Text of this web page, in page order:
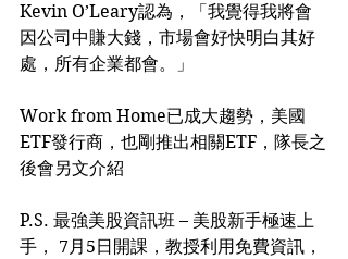
Kevin O’Leary認為，「我覺得我將會
因公司中賺大錢，市場會好快明白其好
處，所有企業都會。」
Work from Home已成大趨勢，美國
ETF發行商，也剛推出相關ETF，隊長之
後會另文介紹
P.S. 最強美股資訊班 – 美股新手極速上
手， 7月5日開課，教授利用免費資訊，